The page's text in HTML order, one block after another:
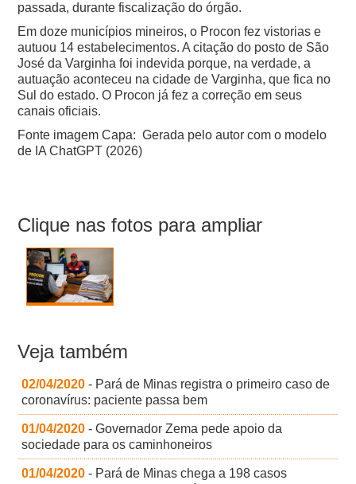
passada, durante fiscalização do órgão.
Em doze municípios mineiros, o Procon fez vistorias e
autuou 14 estabelecimentos. A citação do posto de São
José da Varginha foi indevida porque, na verdade, a
autuação aconteceu na cidade de Varginha, que fica no
Sul do estado. O Procon já fez a correção em seus
canais oficiais.
Fonte imagem Capa: Gerada pelo autor com o modelo
de IA ChatGPT (2026)
Clique nas fotos para ampliar
Veja também
02/04/2020 - Pará de Minas registra o primeiro caso de
coronavírus: paciente passa bem
01/04/2020 - Governador Zema pede apoio da
sociedade para os caminhoneiros
01/04/2020 - Pará de Minas chega a 198 casos